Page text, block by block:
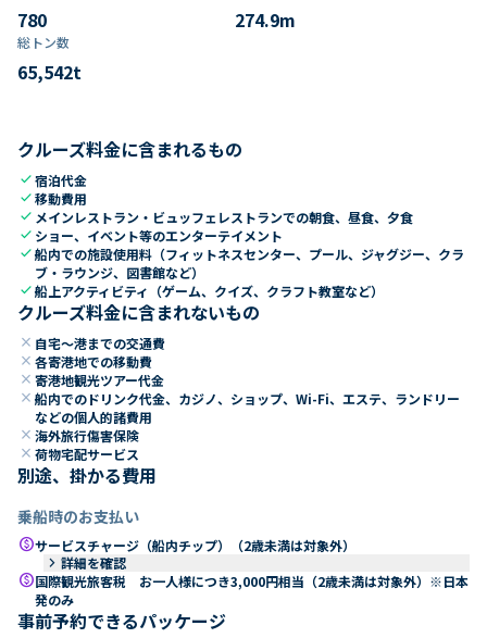
780 274.9m
総トン数​
65,542t
クルーズ料金に含まれるもの
check宿泊代金
check移動費用
check メインレストラン・ビュッフェレストランでの朝食、昼食、夕食
check ショー、イベント等のエンターテイメント
check船内での施設使用料（フィットネスセンター、プール、ジャグジー、クラ
ブ・ラウンジ、図書館など）
check船上アクティビティ（ゲーム、クイズ、クラフト教室など）
クルーズ料金に含まれないもの
close 自宅～港までの交通費
close 各寄港地での移動費
close 寄港地観光ツアー代金
close 船内でのドリンク代金、カジノ、ショップ、Wi-Fi、エステ、ランドリー
などの個人的諸費用
close 海外旅行傷害保険
close 荷物宅配サービス
別途、掛かる費用
乗船時のお支払い
paidサービスチャージ（船内チップ）（2歳未満は対象外）
keyboard_arrow_right 詳細を確認
paid国際観光旅客税 お一人様につき3,000円相当（2歳未満は対象外）※日本
発のみ
事前予約できるパッケージ